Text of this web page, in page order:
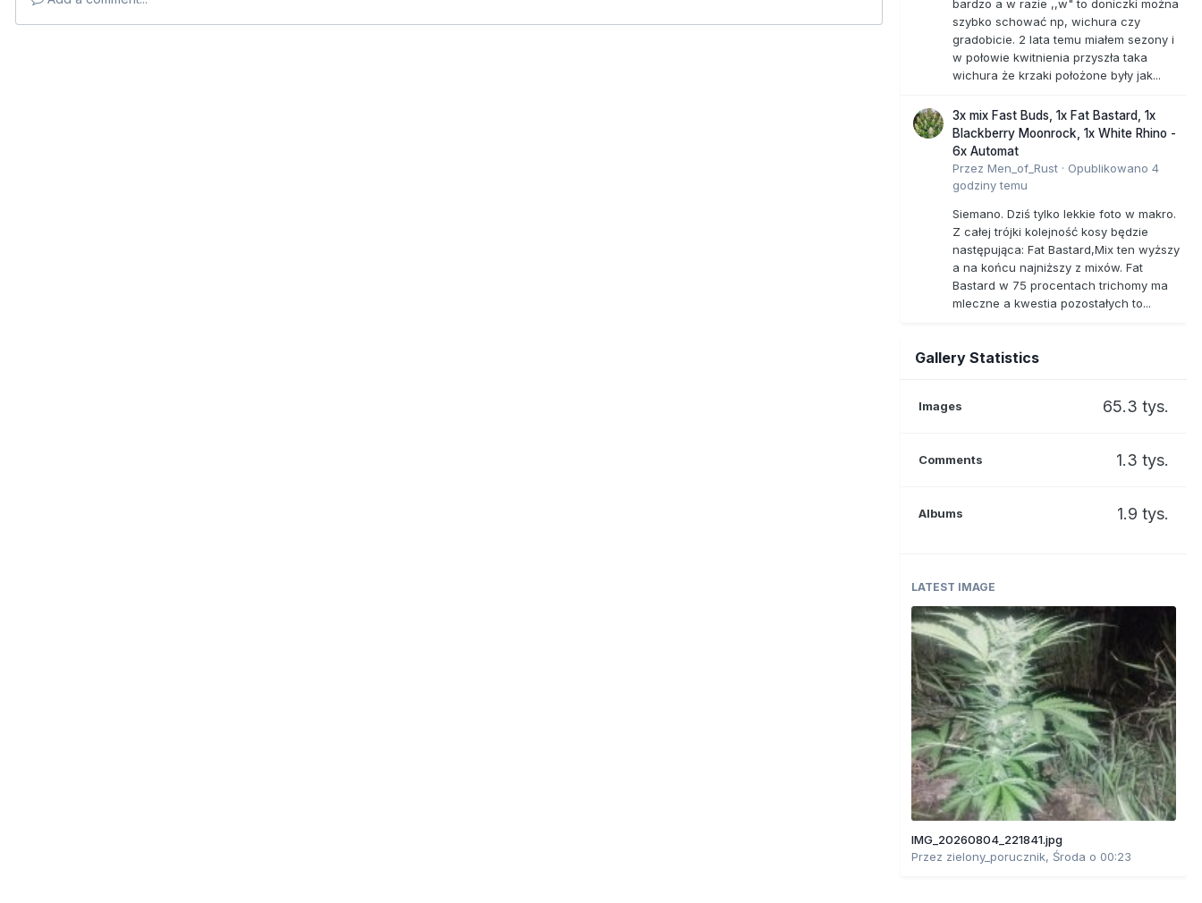
bardzo a w razie ,,w" to doniczki można
szybko schować np, wichura czy
gradobicie. 2 lata temu miałem sezony i
w połowie kwitnienia przyszła taka
wichura że krzaki położone były jak...
3x mix Fast Buds, 1x Fat Bastard, 1x
Blackberry Moonrock, 1x White Rhino -
6x Automat
Przez Men_of_Rust · Opublikowano 4
godziny temu
Siemano. Dziś tylko lekkie foto w makro.
Z całej trójki kolejność kosy będzie
następująca: Fat Bastard,Mix ten wyższy
a na końcu najniższy z mixów. Fat
Bastard w 75 procentach trichomy ma
mleczne a kwestia pozostałych to...
Gallery Statistics
Images 65.3 tys.
Comments 1.3 tys.
Albums 1.9 tys.
LATEST IMAGE
IMG_20260804_221841.jpg
Przez zielony_porucznik, Środa o 00:23